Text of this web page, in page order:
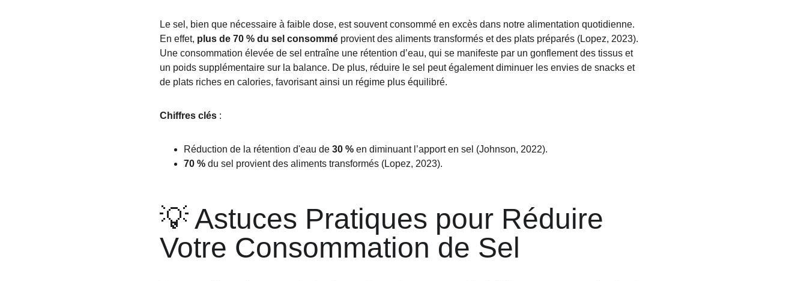
Le sel, bien que nécessaire à faible dose, est souvent consommé en excès dans notre alimentation quotidienne.
En effet, plus de 70 % du sel consommé provient des aliments transformés et des plats préparés (Lopez, 2023).
Une consommation élevée de sel entraîne une rétention d’eau, qui se manifeste par un gonflement des tissus et
un poids supplémentaire sur la balance. De plus, réduire le sel peut également diminuer les envies de snacks et
de plats riches en calories, favorisant ainsi un régime plus équilibré.
Chiffres clés :
Réduction de la rétention d'eau de 30 % en diminuant l’apport en sel (Johnson, 2022).
70 % du sel provient des aliments transformés (Lopez, 2023).
💡 Astuces Pratiques pour Réduire
Votre Consommation de Sel